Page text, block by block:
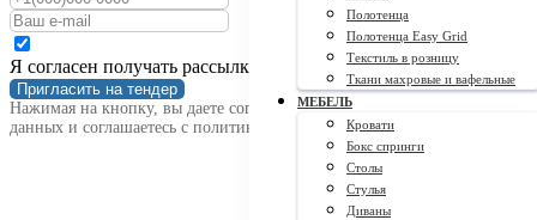
Полотенца
Полотенца Easy Grid
Текстиль в розницу
Ткани махровые и вафельные
МЕБЕЛЬ
Кровати
Бокс спринги
Столы
Стулья
Диваны
Я согласен получать рассылку
Пригласить на тендер
Нажимая на кнопку, вы даете согласие на обработку персональных
данных и соглашаетесь c политикой конфиденциальности